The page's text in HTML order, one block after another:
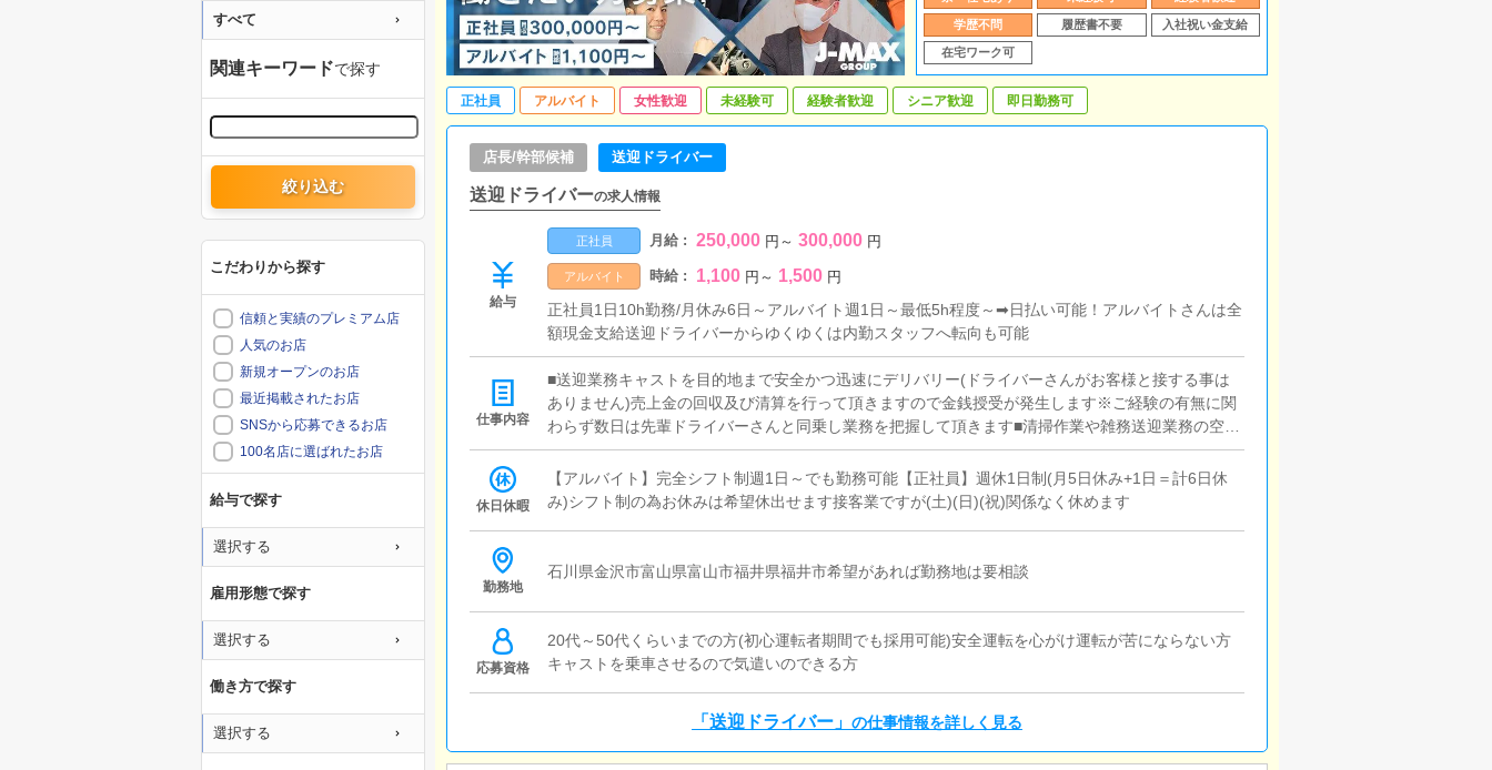
学歴不問 履歴書不要 入社祝い金支給
在宅ワーク可
正社員 アルバイト 女性歓迎 未経験可 経験者歓迎 シニア歓迎 即日勤務可
店長/幹部候補 送迎ドライバー
送迎ドライバーの求人情報
給与
正社員 月給 : 250,000 円 ～ 300,000 円
アルバイト 時給 : 1,100 円 ～ 1,500 円
正社員1日10h勤務/月休み6日～アルバイト週1日～最低5h程度～➡日払い可能！アルバイトさんは全
額現金支給送迎ドライバーからゆくゆくは内勤スタッフへ転向も可能
仕事内容
■送迎業務キャストを目的地まで安全かつ迅速にデリバリー(ドライバーさんがお客様と接する事は
ありません)売上金の回収及び清算を行って頂きますので金銭授受が発生します※ご経験の有無に関
わらず数日は先輩ドライバーさんと同乗し業務を把握して頂きます■清掃作業や雑務送迎業務の空き
時間に雑務全般をお願いする場合もございます社用車の洗車・清掃や寮・事務所の清掃など特別な
スキルは一切不要です
休日休暇
【アルバイト】完全シフト制週1日～でも勤務可能【正社員】週休1日制(月5日休み+1日＝計6日休
み)シフト制の為お休みは希望休出せます接客業ですが(土)(日)(祝)関係なく休めます
勤務地
石川県金沢市富山県富山市福井県福井市希望があれば勤務地は要相談
応募資格
20代～50代くらいまでの方(初心運転者期間でも採用可能)安全運転を心がけ運転が苦にならない方
キャストを乗車させるので気遣いのできる方
「送迎ドライバー」 の仕事情報を詳しく見る
すべて
関連キーワードで探す
絞り込む
こだわりから探す
信頼と実績のプレミアム店
人気のお店
新規オープンのお店
最近掲載されたお店
SNSから応募できるお店
100名店に選ばれたお店
給与で探す
選択する
雇用形態で探す
選択する
働き方で探す
選択する